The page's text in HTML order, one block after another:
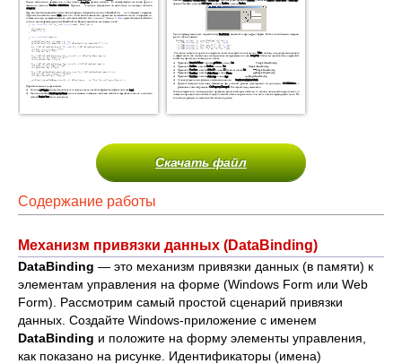
Скачать файл
Содержание работы
Механизм привязки данных (DataBinding)
DataBinding — это механизм привязки данных (в памяти) к
элементам управления на форме (Windows Form или Web
Form). Рассмотрим самый простой сценарий привязки
данных. Создайте Windows-приложение с именем
DataBinding и положите на форму элементы управления,
как показано на рисунке. Идентификаторы (имена)